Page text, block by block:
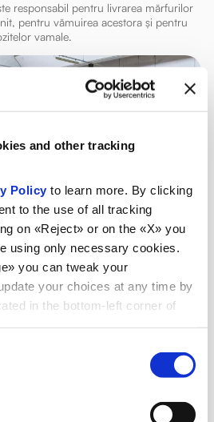
and other tracking
Policy to learn more. By clicking
to the use of all tracking
on «Reject» or on the «X» you
using only necessary cookies.
you can tweak your
your choices at any time by
in the bottom-left corner of
responsabil pentru livrarea mărfurilor
pentru vămuirea acestora și pentru
vamale.